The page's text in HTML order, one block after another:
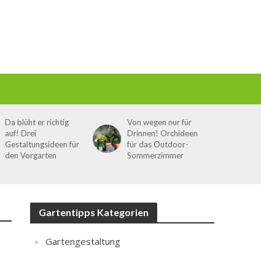
Da blüht er richtig
auf! Drei
Gestaltungsideen für
den Vorgarten
Von wegen nur für
Drinnen! Orchideen
für das Outdoor-
Sommerzimmer
Gartentipps Kategorien
Gartengestaltung